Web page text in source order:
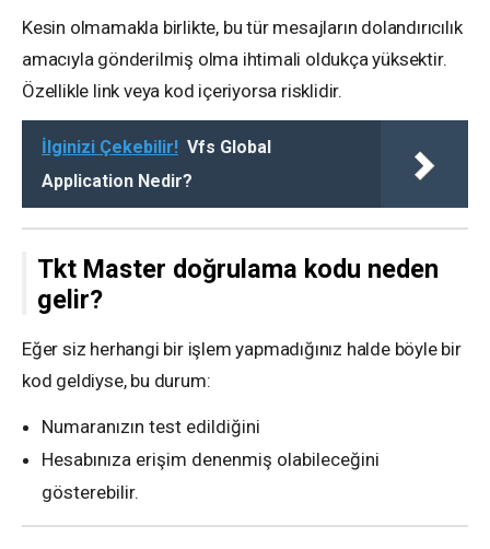
Kesin olmamakla birlikte, bu tür mesajların dolandırıcılık
amacıyla gönderilmiş olma ihtimali oldukça yüksektir.
Özellikle link veya kod içeriyorsa risklidir.
İlginizi Çekebilir! Vfs Global
Application Nedir?
Tkt Master doğrulama kodu neden
gelir?
Eğer siz herhangi bir işlem yapmadığınız halde böyle bir
kod geldiyse, bu durum:
Numaranızın test edildiğini
Hesabınıza erişim denenmiş olabileceğini
gösterebilir.